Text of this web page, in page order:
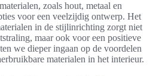
zoals hout, metaal en
voor een veelzijdig ontwerp. Het
in de stijlinrichting zorgt niet
maar ook voor een positieve
we dieper ingaan op de voordelen
materialen in het interieur.